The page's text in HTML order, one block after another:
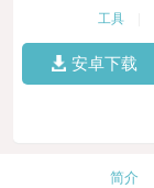
工具
安卓下载
简介